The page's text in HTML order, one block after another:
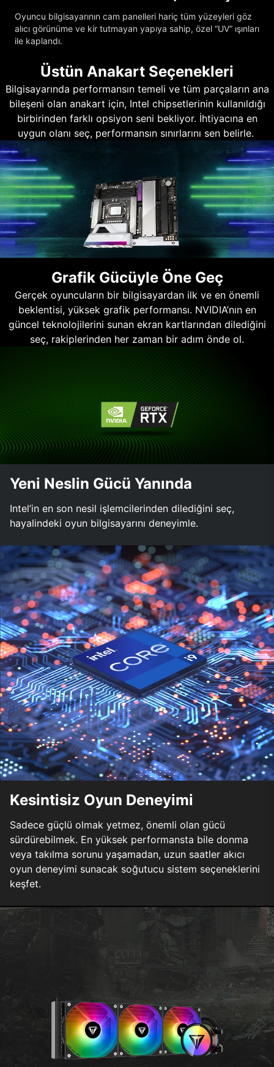
Oyuncu bilgisayarının cam panelleri hariç tüm yüzeyleri göz
alıcı görünüme ve kir tutmayan yapıya sahip, özel “UV” ışınları
ile kaplandı.
Üstün Anakart Seçenekleri
Bilgisayarında performansın temeli ve tüm parçaların ana
bileşeni olan anakart için, Intel chipsetlerinin kullanıldığı
birbirinden farklı opsiyon seni bekliyor. İhtiyacına en
uygun olanı seç, performansın sınırlarını sen belirle.
Grafik Gücüyle Öne Geç
Gerçek oyuncuların bir bilgisayardan ilk ve en önemli
beklentisi, yüksek grafik performansı. NVIDIA’nın en
güncel teknolojilerini sunan ekran kartlarından dilediğini
seç, rakiplerinden her zaman bir adım önde ol.
Yeni Neslin Gücü Yanında
Intel’in en son nesil işlemcilerinden dilediğini seç,
hayalindeki oyun bilgisayarını deneyimle.
Kesintisiz Oyun Deneyimi
Sadece güçlü olmak yetmez, önemli olan gücü
sürdürebilmek. En yüksek performansta bile donma
veya takılma sorunu yaşamadan, uzun saatler akıcı
oyun deneyimi sunacak soğutucu sistem seçeneklerini
keşfet.